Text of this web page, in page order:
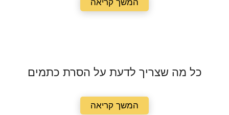
המשך קריאה
כל מה שצריך לדעת על הסרת כתמים
המשך קריאה